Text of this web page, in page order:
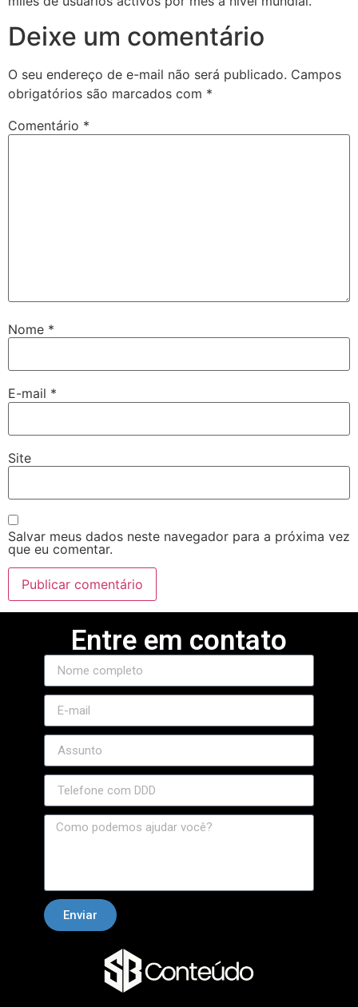
Deixe um comentário
O seu endereço de e-mail não será publicado. Campos
obrigatórios são marcados com *
Comentário *
Nome *
E-mail *
Site
Salvar meus dados neste navegador para a próxima vez
que eu comentar.
Entre em contato
Enviar